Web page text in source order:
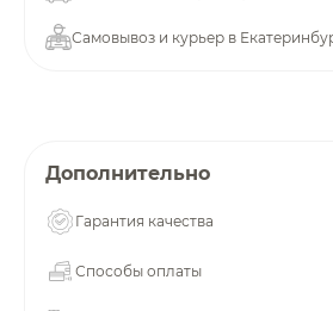
Самовывоз и курьер в
Дополнительно
Гарантия качества
Способы оплаты
об оплате Плайтом
недели
8 800 302-02-